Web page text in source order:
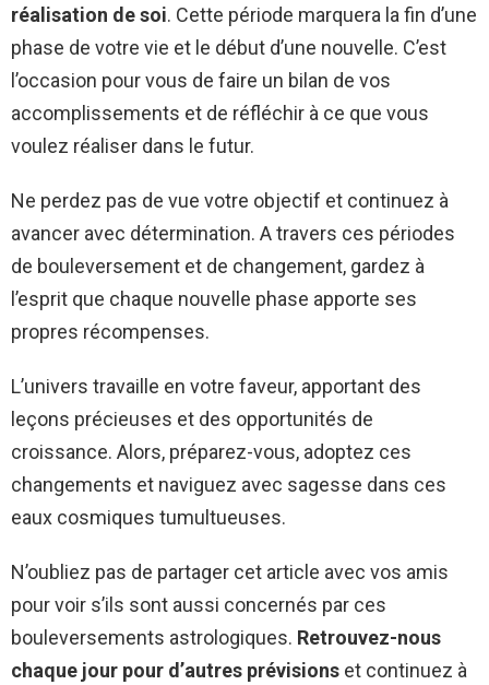
réalisation de soi. Cette période marquera la fin d’une
phase de votre vie et le début d’une nouvelle. C’est
l’occasion pour vous de faire un bilan de vos
accomplissements et de réfléchir à ce que vous
voulez réaliser dans le futur.
Ne perdez pas de vue votre objectif et continuez à
avancer avec détermination. A travers ces périodes
de bouleversement et de changement, gardez à
l’esprit que chaque nouvelle phase apporte ses
propres récompenses.
L’univers travaille en votre faveur, apportant des
leçons précieuses et des opportunités de
croissance. Alors, préparez-vous, adoptez ces
changements et naviguez avec sagesse dans ces
eaux cosmiques tumultueuses.
N’oubliez pas de partager cet article avec vos amis
pour voir s’ils sont aussi concernés par ces
bouleversements astrologiques. Retrouvez-nous
chaque jour pour d’autres prévisions et continuez à